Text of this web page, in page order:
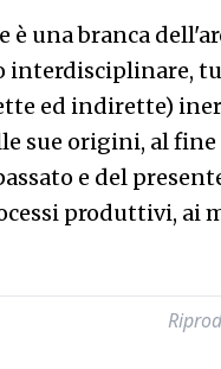
una branca
interdisciplinare,
ed indirette)
sue origini, al
e del
produttivi, ai